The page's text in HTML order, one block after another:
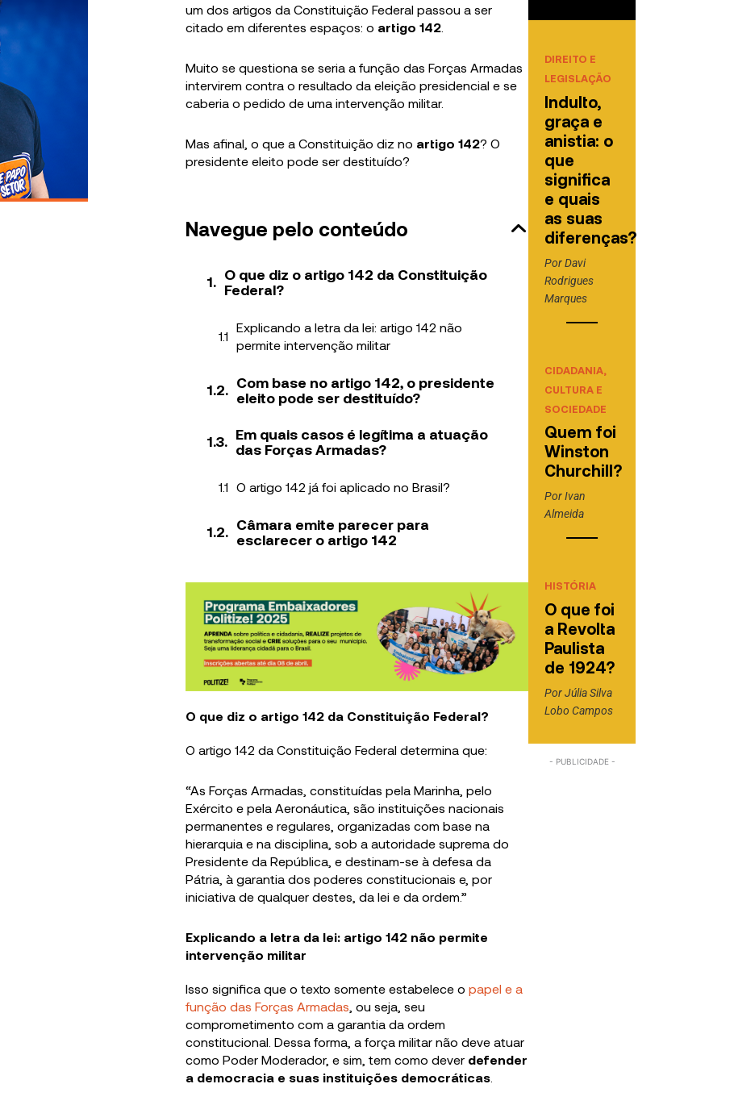
um dos artigos da Constituição Federal passou a ser
citado em diferentes espaços: o artigo 142.
Muito se questiona se seria a função das Forças Armadas
intervirem contra o resultado da eleição presidencial e se
caberia o pedido de uma intervenção militar.
Mas afinal, o que a Constituição diz no artigo 142? O
presidente eleito pode ser destituído?
Navegue pelo conteúdo
O que diz o artigo 142 da Constituição
Federal?
Explicando a letra da lei: artigo 142 não
permite intervenção militar
Com base no artigo 142, o presidente
eleito pode ser destituído?
Em quais casos é legítima a atuação
das Forças Armadas?
O artigo 142 já foi aplicado no Brasil?
Câmara emite parecer para
esclarecer o artigo 142
O que diz o artigo 142 da Constituição Federal?
O artigo 142 da Constituição Federal determina que:
“As Forças Armadas, constituídas pela Marinha, pelo
Exército e pela Aeronáutica, são instituições nacionais
permanentes e regulares, organizadas com base na
hierarquia e na disciplina, sob a autoridade suprema do
Presidente da República, e destinam-se à defesa da
Pátria, à garantia dos poderes constitucionais e, por
iniciativa de qualquer destes, da lei e da ordem.”
Explicando a letra da lei: artigo 142 não permite
intervenção militar
Isso significa que o texto somente estabelece o papel e a
função das Forças Armadas , ou seja, seu
comprometimento com a garantia da ordem
constitucional. Dessa forma, a força militar não deve atuar
como Poder Moderador, e sim, tem como dever defender
a democracia e suas instituições democráticas.
DIREITO E
LEGISLAÇÃO
Indulto,
graça e
anistia: o
que
significa
e quais
as suas
diferenças?
PorDavi
Rodrigues
Marques
CIDADANIA,
CULTURA E
SOCIEDADE
Quem foi
Winston
Churchill?
PorIvan
Almeida
HISTÓRIA
O que foi
a Revolta
Paulista
de 1924?
PorJúlia Silva
Lobo Campos